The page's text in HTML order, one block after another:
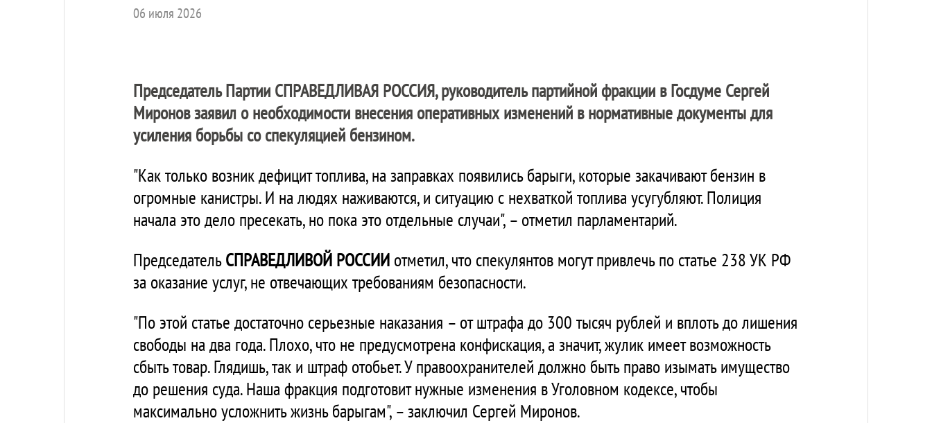
06 июля 2026
Председатель Партии СПРАВЕДЛИВАЯ РОССИЯ, руководитель партийной фракции в Госдуме Сергей
Миронов заявил о необходимости внесения оперативных изменений в нормативные документы для
усиления борьбы со спекуляцией бензином.
"Как только возник дефицит топлива, на заправках появились барыги, которые закачивают бензин в
огромные канистры. И на людях наживаются, и ситуацию с нехваткой топлива усугубляют. Полиция
начала это дело пресекать, но пока это отдельные случаи", – отметил парламентарий.
ПредседательСПРАВЕДЛИВОЙ РОССИИ отметил, что спекулянтов могут привлечь по статье 238 УК РФ
за оказание услуг, не отвечающих требованиям безопасности.
"По этой статье достаточно серьезные наказания – от штрафа до 300 тысяч рублей и вплоть до лишения
свободы на два года. Плохо, что не предусмотрена конфискация, а значит, жулик имеет возможность
сбыть товар. Глядишь, так и штраф отобьет. У правоохранителей должно быть право изымать имущество
до решения суда. Наша фракция подготовит нужные изменения в Уголовном кодексе, чтобы
максимально усложнить жизнь барыгам", – заключил Сергей Миронов.